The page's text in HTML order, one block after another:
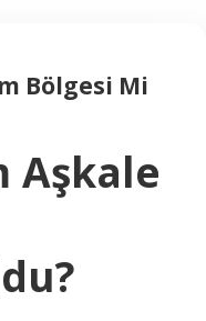
Bölgesi Mi
Aşkale